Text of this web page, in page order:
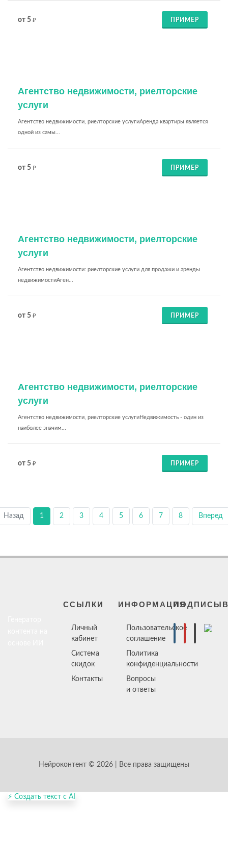
от 5 ₽ ПРИМЕР
Агентство недвижимости, риелторские
услуги
Агентство недвижимости, риелторские услугиАренда квартиры является
одной из самы...
от 5 ₽ ПРИМЕР
Агентство недвижимости, риелторские
услуги
Агентство недвижимости: риелторские услуги для продажи и аренды
недвижимостиАген...
от 5 ₽ ПРИМЕР
Агентство недвижимости, риелторские
услуги
Агентство недвижимости, риелторские услугиНедвижимость - один из
наиболее значим...
от 5 ₽ ПРИМЕР
Назад 1 2 3 4 5 6 7 8 Вперед
ССЫЛКИ
Личный
кабинет
Система
скидок
Контакты
ИНФОРМАЦИЯ
Пользовательское
соглашение
Политика
конфиденциальности
Вопросы
и ответы
Нейроконтент © 2026 | Все права защищены
⚡ Создать текст с AI